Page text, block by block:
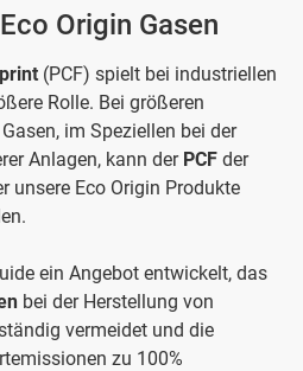
Origin Gasen
(PCF) spielt bei industriellen
Rolle. Bei größeren
im Speziellen bei der
Anlagen, kann der PCF der
unsere Eco Origin Produkte
ein Angebot entwickelt, das
bei der Herstellung von
vermeidet und die
zu 100%